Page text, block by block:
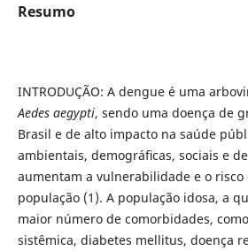
Resumo
INTRODUÇÃO: A dengue é uma
Aedes aegypti, sendo uma doença de
Brasil e de alto impacto na saúde
ambientais, demográﬁcas, sociais e
aumentam a vulnerabilidade e o risco
população (1). A população idosa, a
maior número de comorbidades,
sistêmica, diabetes mellitus, doença